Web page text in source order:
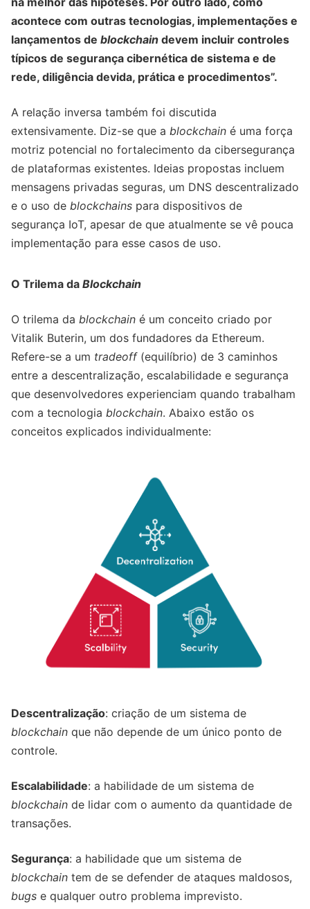
acontece com outras tecnologias, implementações e
lançamentos de blockchain devem incluir controles
típicos de segurança cibernética de sistema e de
rede, diligência devida, prática e procedimentos”.
A relação inversa também foi discutida
extensivamente. Diz-se que a blockchain é uma força
motriz potencial no fortalecimento da cibersegurança
de plataformas existentes. Ideias propostas incluem
mensagens privadas seguras, um DNS descentralizado
e o uso de blockchains para dispositivos de
segurança IoT, apesar de que atualmente se vê pouca
implementação para esse casos de uso.
O Trilema da Blockchain
O trilema da blockchain é um conceito criado por
Vitalik Buterin, um dos fundadores da Ethereum.
Refere-se a um tradeoff(equilíbrio) de 3 caminhos
entre a descentralização, escalabilidade e segurança
que desenvolvedores experienciam quando trabalham
com a tecnologia blockchain. Abaixo estão os
conceitos explicados individualmente:
Descentralização: criação de um sistema de
blockchain que não depende de um único ponto de
controle.
Escalabilidade: a habilidade de um sistema de
blockchain de lidar com o aumento da quantidade de
transações.
Segurança: a habilidade que um sistema de
blockchain tem de se defender de ataques maldosos,
bugs e qualquer outro problema imprevisto.